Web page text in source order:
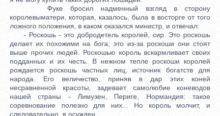
Фуке бросил надменный взгляд в сторону
королевыматери, которая, казалось, была в восторге от того
ложного положения, в каком оказался министр, и отвечал:
- Роскошь - это добродетель королей, сир. Это роскошь
делает их похожими на бога; это из-за роскоши они стоят
выше прочих людей. Роскошью король вскармливает своих
подданных и их честь. В нежном тепле роскоши королей
рождается роскошь частных лиц, источник богатств для
народа. Его величество, приняв в дар этих коней
несравненной красоты, задевает самолюбие коневодов
нашей страны - Лимузен, Периге, Нормандия: такое
соревнование полезно для них... Но король молчит, и
следовательно, я осужден.